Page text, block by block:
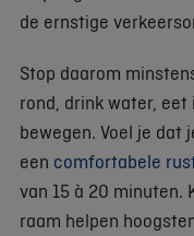
de ernstige
Stop daarom
rond, drink water,
bewegen. Voel je dat
een comfortabele
van 15 à 20 minuten.
raam helpen